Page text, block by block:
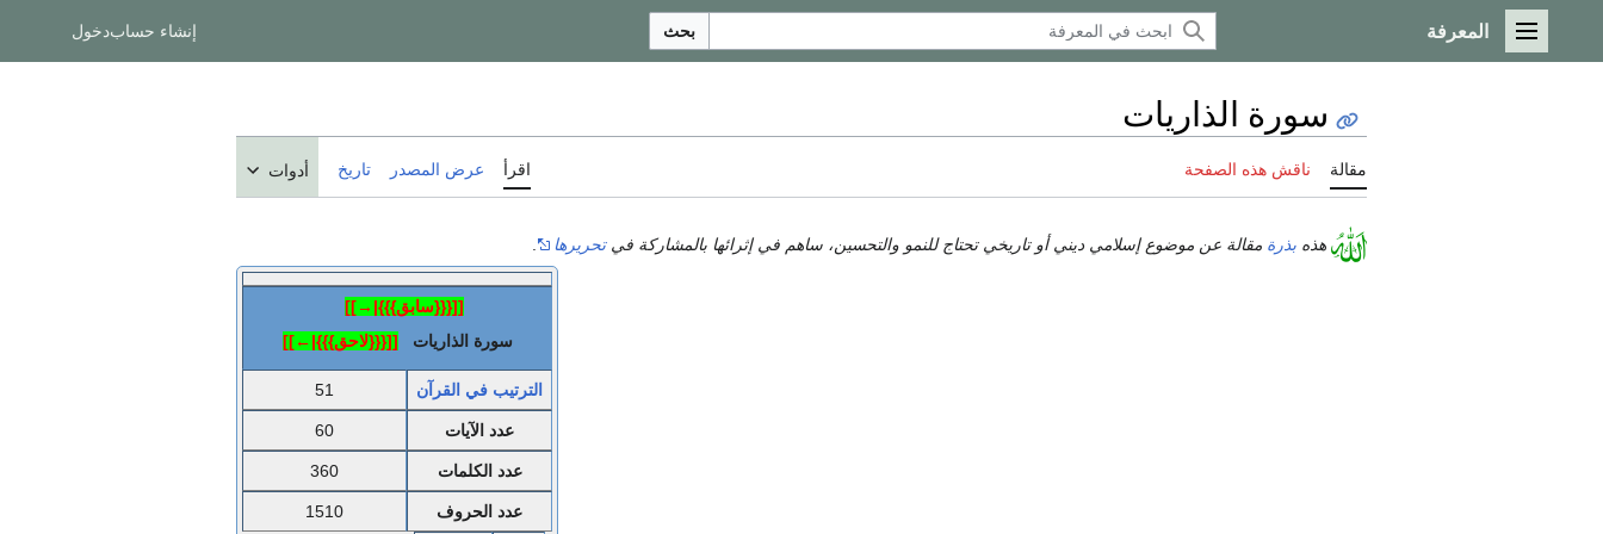
القائمة الرئيسية
المعرفة بحث إنشاء حسابدخول
سورة الذاريات
مقالة ناقش هذه الصفحة اقرأ عرض المصدر تاريخ أدوات
هذه بذرة مقالة عن موضوع إسلامي ديني أو تاريخي تحتاج للنمو والتحسين، ساهم في إثرائها بالمشاركة فيتحريرها
[[{{{سابق}}}|→]]
سورة الذاريات [[{{{لاحق}}}|←]]
الترتيب في القرآن 51
عدد الآيات 60
عدد الكلمات 360
عدد الحروف 1510